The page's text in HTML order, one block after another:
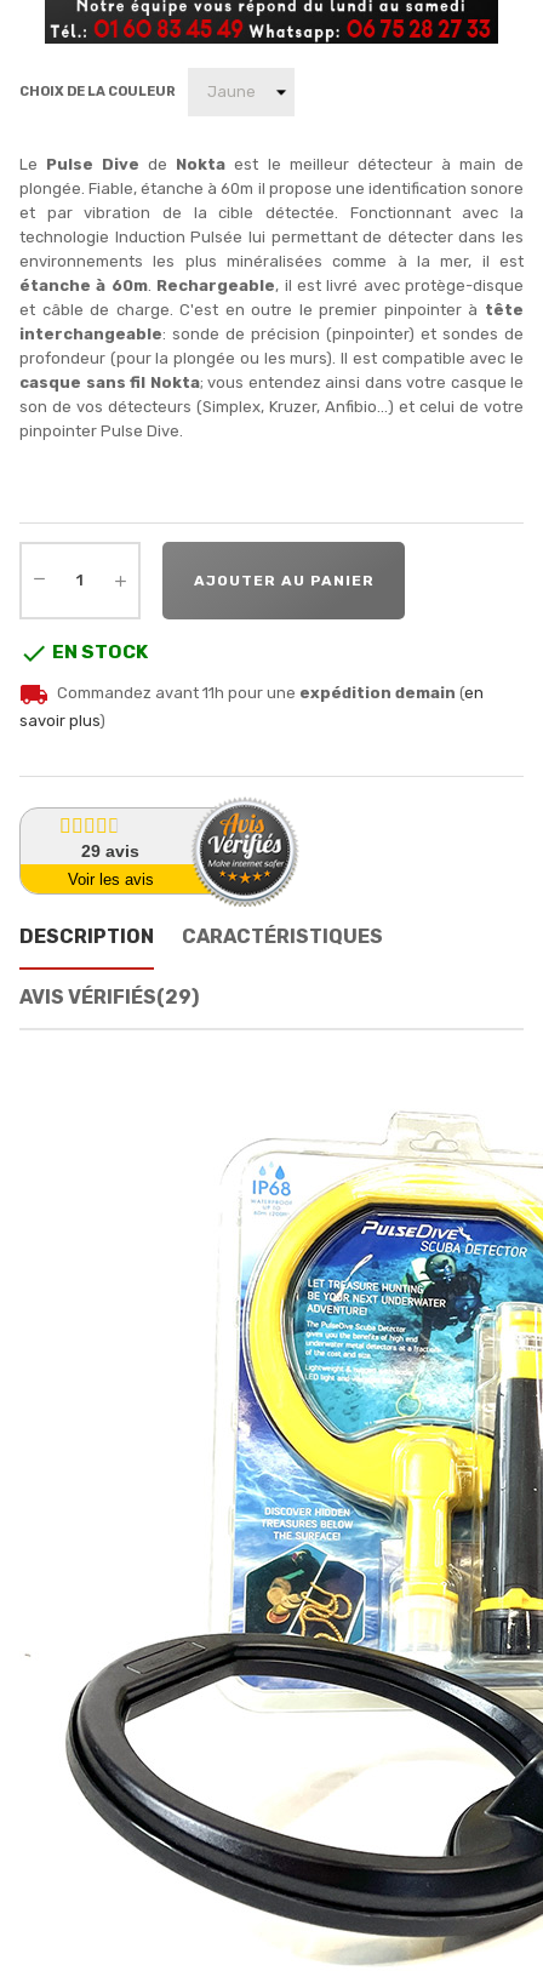
CHOIX DE LA COULEUR
Le Pulse Dive de Nokta est le meilleur détecteur à main de
plongée. Fiable, étanche à 60m il propose une identification sonore
et par vibration de la cible détectée. Fonctionnant avec la
technologie Induction Pulsée lui permettant de détecter dans les
environnements les plus minéralisées comme à la mer, il est
étanche à 60m. Rechargeable, il est livré avec protège-disque
et câble de charge. C'est en outre le premier pinpointer à tête
interchangeable: sonde de précision (pinpointer) et sondes de
profondeur (pour la plongée ou les murs). Il est compatible avec le
casque sans fil Nokta; vous entendez ainsi dans votre casque le
son de vos détecteurs (Simplex, Kruzer, Anfibio...) et celui de votre
pinpointer Pulse Dive.
AJOUTER AU PANIER
 EN STOCK
local_shipping Commandez avant 11h pour une expédition demain (en
savoir plus)
29avis
Voir les avis
DESCRIPTION CARACTÉRISTIQUES
AVIS VÉRIFIÉS(29)